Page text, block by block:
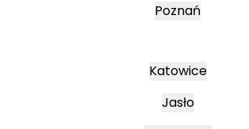
Poznań
Katowice
Jasło